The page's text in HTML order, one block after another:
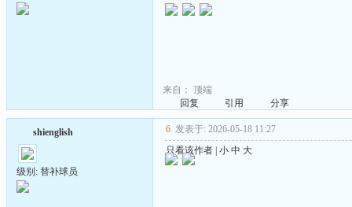
来自： 顶端
回复
引用 分享
shienglish
级别: 替补球员
6 发表于: 2026-05-18 11:27
只看该作者 小 中 大